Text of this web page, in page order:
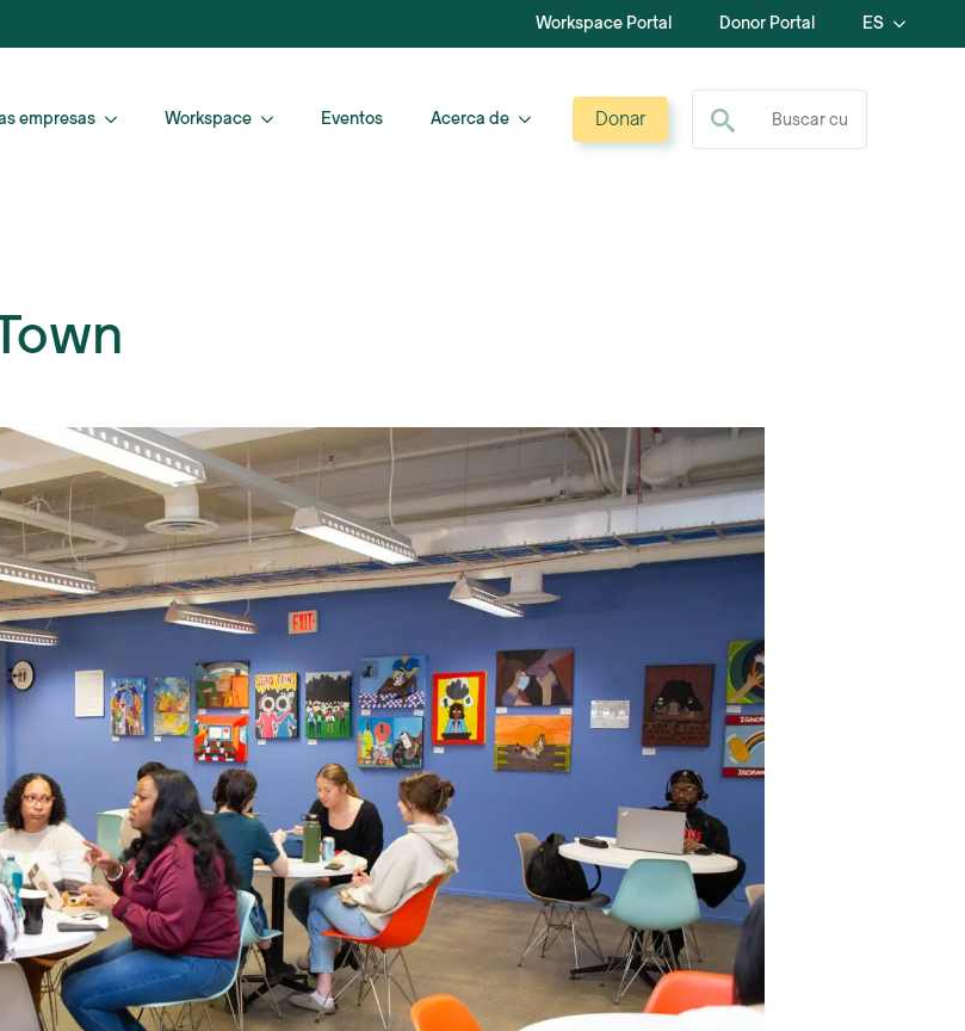
Workspace Portal Donor Portal ES
empresas Workspace Eventos Acerca de Donar
Buscar: